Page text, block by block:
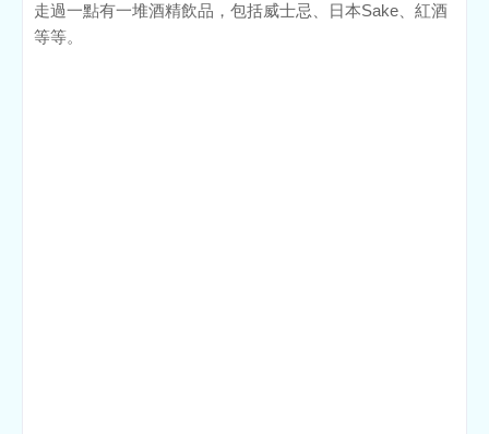
走過一點有一堆酒精飲品，包括威士忌、日本Sake、紅酒
等等。